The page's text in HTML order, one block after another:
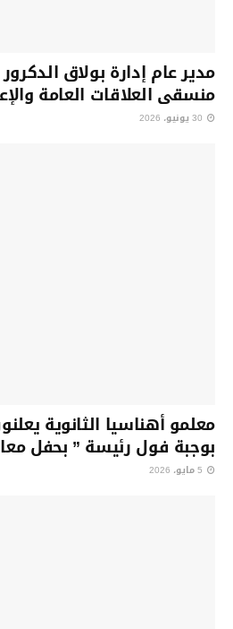
مدير عام إدارة بولاق
منسقى العلاقات العامة
معلمو أهناسيا الثانوية
بوجبة فول رئيسة ” بحفل